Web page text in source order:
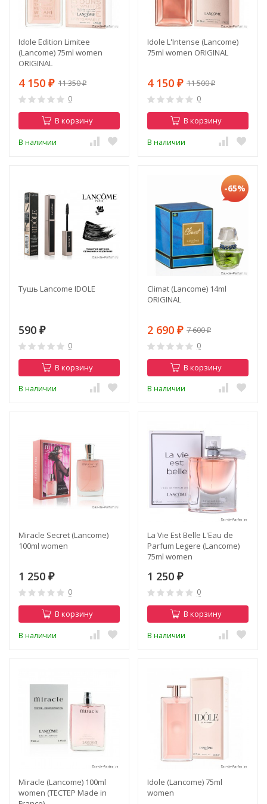
Idole Edition Limitee
(Lancome) 75ml women
ORIGINAL
4 150 ₽ 11 350₽
0
В корзину
В наличии
Idole L'Intense (Lancome)
75ml women ORIGINAL
4 150 ₽ 11 500₽
0
В корзину
В наличии
Тушь Lancome IDOLE
590 ₽
0
В корзину
В наличии
-65%
Climat (Lancome) 14ml
ORIGINAL
2 690 ₽ 7 600₽
0
В корзину
В наличии
Miracle Secret (Lancome)
100ml women
1 250 ₽
0
В корзину
В наличии
La Vie Est Belle L'Eau de
Parfum Legere (Lancome)
75ml women
1 250 ₽
0
В корзину
В наличии
Miracle (Lancome) 100ml
women (ТЕСТЕР Made in
Idole (Lancome) 75ml
women